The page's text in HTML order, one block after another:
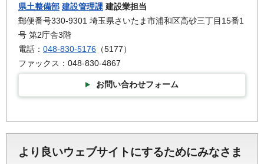
県土整備部 建設管理課 建設業担当
郵便番号330-9301 埼玉県さいたま市浦和区高砂三丁目15番1
号 第2庁舎3階
電話： 048-830-5176 （5177）
ファックス：048-830-4867
お問い合わせフォーム
より良いウェブサイトにするためにみなさま